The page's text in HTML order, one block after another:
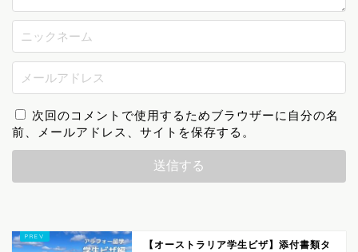
次回のコメントで使用するためブラウザーに自分の名
前、メールアドレス、サイトを保存する。
【オーストラリア学生ビザ】添付書類タ